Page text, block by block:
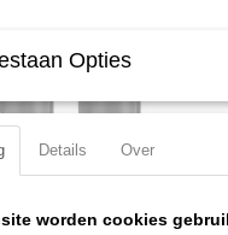
Opties
Details Over
worden cookies